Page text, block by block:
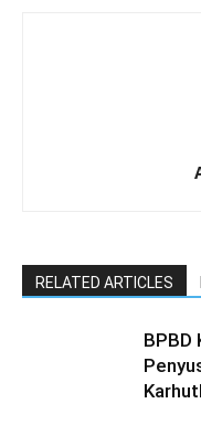
RELATED ARTICLES
BPBD